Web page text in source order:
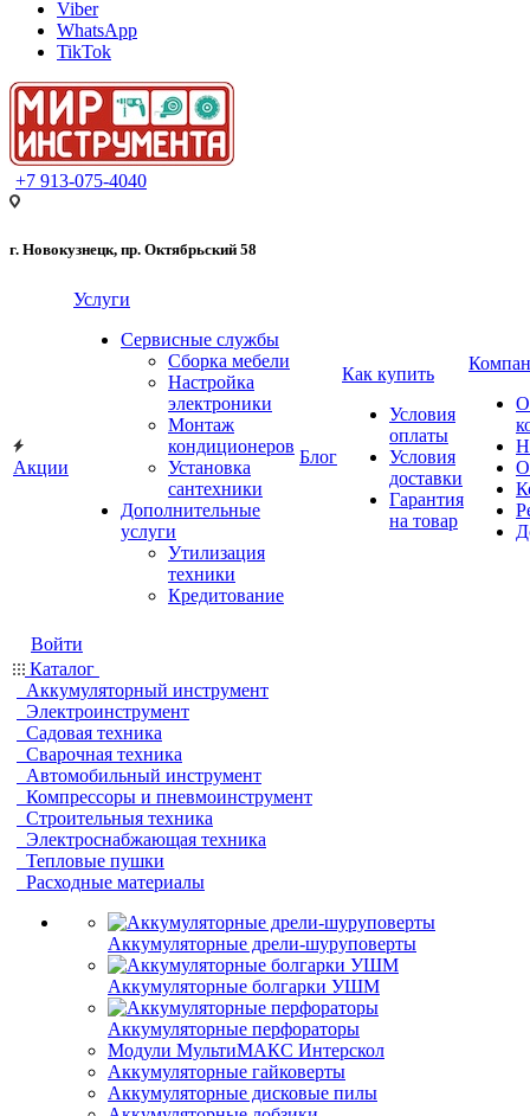
Viber
WhatsApp
TikTok
+7 913-075-4040
г. Новокузнецк, пр. Октябрьский 58
Акции
Услуги
Сервисные службы
Сборка мебели
Настройка
электроники
Монтаж
кондиционеров
Установка
сантехники
Дополнительные
услуги
Утилизация
техники
Кредитование
Блог
Как купить
Условия
оплаты
Условия
доставки
Гарантия
на товар
О
Войти
Каталог
Аккумуляторный инструмент
Электроинструмент
Садовая техника
Сварочная техника
Автомобильный инструмент
Компрессоры и пневмоинструмент
Строительныя техника
Электроснабжающая техника
Тепловые пушки
Расходные материалы
Аккумуляторные дрели-шуруповерты
Аккумуляторные болгарки УШМ
Аккумуляторные перфораторы
Модули МультиМАКС Интерскол
Аккумуляторные гайковерты
Аккумуляторные дисковые пилы